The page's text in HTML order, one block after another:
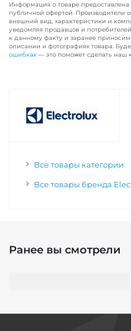
Информация о товаре
публичной офертой. Производители
внешний вид, характеристики и
уведомляя продавцов и
к данному факту и заранее
описании и фотографиях товара.
ошибках — это поможет сделать наш
Все товары категории
Все товары бренда
Ранее вы смотрели